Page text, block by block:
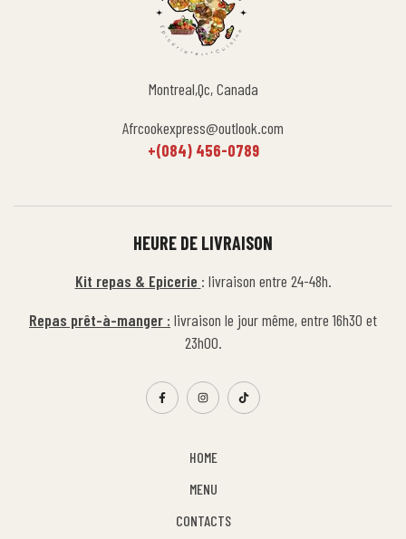
Montreal,Qc, Canada
Afrcookexpress@outlook.com
+(084) 456-0789
HOME
MENU
CONTACTS
HEURE DE LIVRAISON
Kit repas & Epicerie : livraison entre 24-48h.
Repas prêt-à-manger : livraison le jour même, entre 16h30 et
23h00.